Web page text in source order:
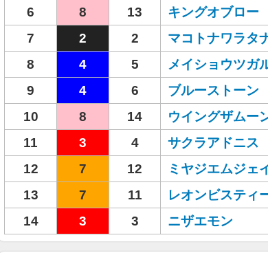
6
8 13 キングオブロー
7
2 2 マコトナワラタ
8
4 5 メイショウツガ
9
4 6 ブルーストーン
10
8 14 ウイングザムー
11
3 4 サクラアドニス
12
7 12 ミヤジエムジェ
13
7 11 レオンビスティ
14
3 3 ニザエモン